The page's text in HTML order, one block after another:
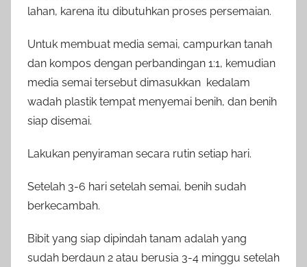
lahan, karena itu dibutuhkan proses persemaian.
Untuk membuat media semai, campurkan tanah
dan kompos dengan perbandingan 1:1, kemudian
media semai tersebut dimasukkan kedalam
wadah plastik tempat menyemai benih, dan benih
siap disemai.
Lakukan penyiraman secara rutin setiap hari.
Setelah 3-6 hari setelah semai, benih sudah
berkecambah.
Bibit yang siap dipindah tanam adalah yang
sudah berdaun 2 atau berusia 3-4 minggu setelah